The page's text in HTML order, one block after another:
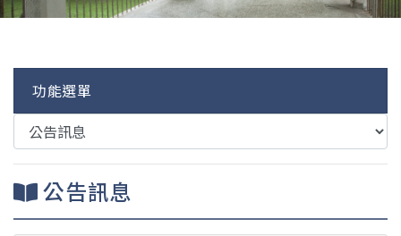
功能選單
公告訊息